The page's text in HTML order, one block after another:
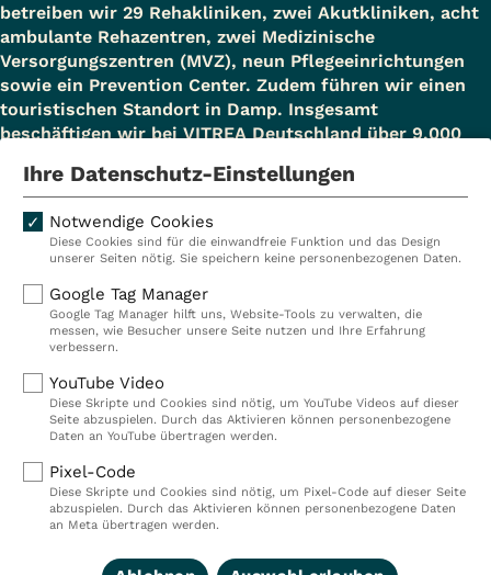
Link zur Homepage:www.vitrea-
gesundheit.de/rabenstein
Kurstraße 38-42, 63667 Nidda-Bad
Salzhausen
Hessen
T +49 6043 806-0, F +49 6043 806-
400
info@klinik-rabenstein.de
betreiben wir 29 Rehakliniken, zwei Akutkliniken, acht
ambulante Rehazentren, zwei Medizinische
Versorgungszentren (MVZ), neun Pflegeeinrichtungen
sowie ein Prevention Center. Zudem führen wir einen
touristischen Standort in Damp. Insgesamt
beschäftigen wir bei VITREA Deutschland über 9.000
Kliniken
Ambulant
Reha
Prävention
Karriere
VITREA Deutschland
IMPRESSUM
HINWEISGEBERSYSTEM
AUFSICHTSBEHÖRDEN
Ihre Datenschutz-Einstellungen
Notwendige Cookies
Diese Cookies sind für die einwandfreie Funktion und das Design
unserer Seiten nötig. Sie speichern keine personenbezogenen Daten.
Google Tag Manager
Google Tag Manager hilft uns, Website-Tools zu verwalten, die
messen, wie Besucher unsere Seite nutzen und Ihre Erfahrung
verbessern.
YouTube Video
Diese Skripte und Cookies sind nötig, um YouTube Videos auf dieser
Seite abzuspielen. Durch das Aktivieren können personenbezogene
Daten an YouTube übertragen werden.
Pixel-Code
Diese Skripte und Cookies sind nötig, um Pixel-Code auf dieser Seite
abzuspielen. Durch das Aktivieren können personenbezogene Daten
an Meta übertragen werden.